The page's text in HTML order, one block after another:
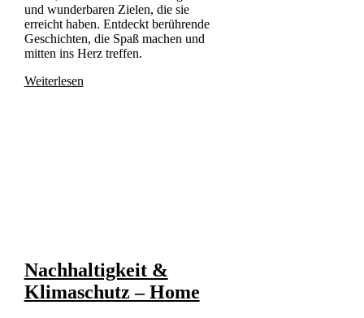
und wunderbaren Zielen, die sie
erreicht haben. Entdeckt berührende
Geschichten, die Spaß machen und
mitten ins Herz treffen.
Weiterlesen
Nachhaltigkeit &
Klimaschutz – Home